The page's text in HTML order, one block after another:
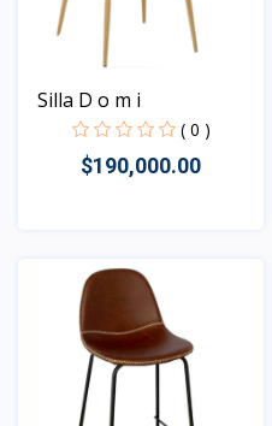
Silla D o m i
( 0 )
$190,000.00